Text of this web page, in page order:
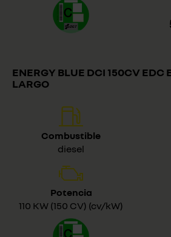
ENERGY BLUE DCI 150CV EDC
LARGO
Combustible
diesel
Potencia
110 KW (150 CV) (cv/kW)